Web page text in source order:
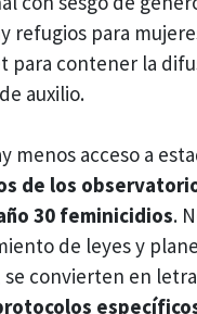
refugios para
para contener la
auxilio.
menos acceso a
de los
30 feminicidios.
de leyes y
convierten en